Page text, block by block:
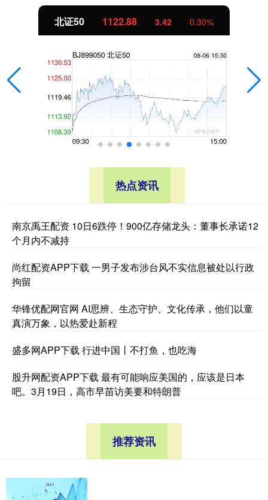
北证50 1122.88 3.42 0.30%
热点资讯
南京禹王配资 10日6跌停！900亿存储龙头：董事长承诺12
个月内不减持
尚红配资APP下载 一男子发布涉台风不实信息被处以行政
拘留
华锋优配网官网 AI思辨、生态守护、文化传承，他们以童
真演万象，以热爱赴新程
盛多网APP下载 行进中国丨不打鱼，也吃海
股升网配资APP下载 最有可能响应美国的，应该是日本
吧。3月19日，高市早苗访美要和特朗普
推荐资讯